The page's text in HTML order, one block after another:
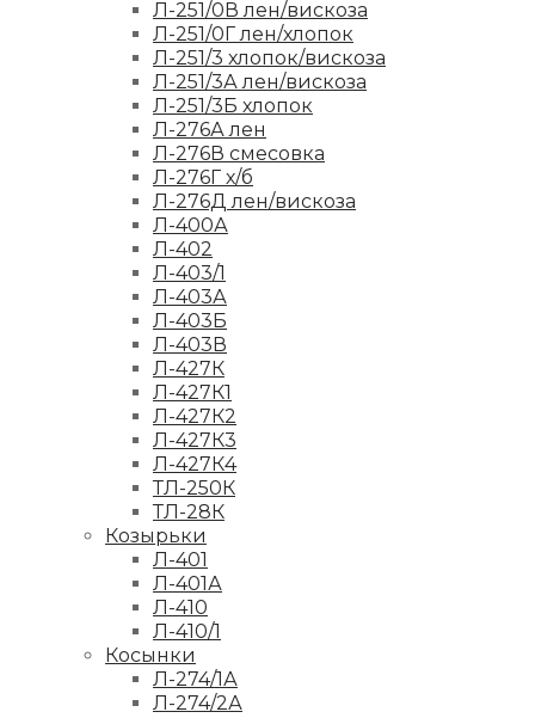
Л-251/0В лен/вискоза
Л-251/0Г лен/хлопок
Л-251/3 хлопок/вискоза
Л-251/3А лен/вискоза
Л-251/3Б хлопок
Л-276А лен
Л-276В смесовка
Л-276Г х/б
Л-276Д лен/вискоза
Л-400А
Л-402
Л-403/1
Л-403А
Л-403Б
Л-403В
Л-427К
Л-427К1
Л-427К2
Л-427К3
Л-427К4
ТЛ-250К
ТЛ-28К
Козырьки
Л-401
Л-401А
Л-410
Л-410/1
Косынки
Л-274/1А
Л-274/2А